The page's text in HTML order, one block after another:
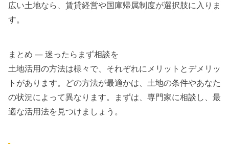
広い土地なら、賃貸経営や国庫帰属制度が選択肢に入りま
す。
まとめ — 迷ったらまず相談を
土地活用の方法は様々で、それぞれにメリットとデメリッ
トがあります。どの方法が最適かは、土地の条件やあなた
の状況によって異なります。まずは、専門家に相談し、最
適な活用法を見つけましょう。